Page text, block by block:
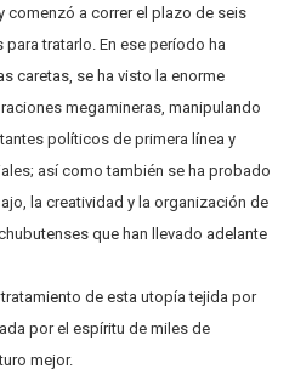
comenzó a correr el plazo de seis
tratarlo. En ese período ha
caretas, se ha visto la enorme
megamineras, manipulando
políticos de primera línea y
así como también se ha probado
la creatividad y la organización de
que han llevado adelante
de esta utopía tejida por
por el espíritu de miles de
mejor.